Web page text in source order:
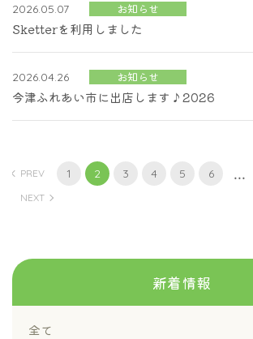
2026.05.07 お知らせ
Sketterを利用しました
2026.04.26 お知らせ
今津ふれあい市に出店します♪2026
PREV 1 2 3 4 5 6 ...
NEXT
新着情報
全て